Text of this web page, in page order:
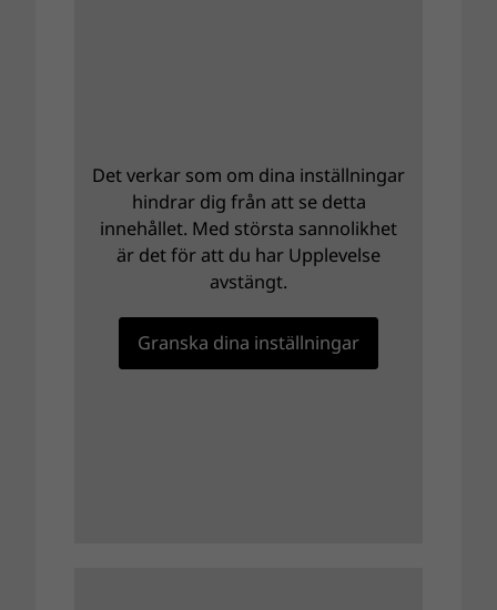
Det verkar som om dina inställningar
hindrar dig från att se detta
innehållet. Med största sannolikhet
är det för att du har Upplevelse
avstängt.
Granska dina inställningar